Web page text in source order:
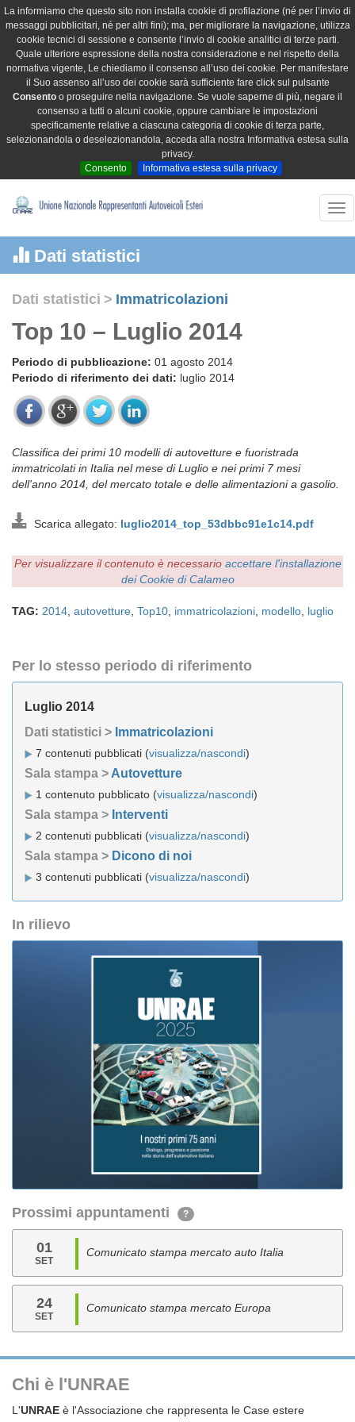
La informiamo che questo sito non installa cookie di profilazione (né per l’invio di
messaggi pubblicitari, né per altri fini); ma, per migliorare la navigazione, utilizza
cookie tecnici di sessione e consente l’invio di cookie analitici di terze parti.
Quale ulteriore espressione della nostra considerazione e nel rispetto della
normativa vigente, Le chiediamo il consenso all’uso dei cookie. Per manifestare
il Suo assenso all’uso dei cookie sarà sufficiente fare click sul pulsante
Consento o proseguire nella navigazione. Se vuole saperne di più, negare il
consenso a tutti o alcuni cookie, oppure cambiare le impostazioni
specificamente relative a ciascuna categoria di cookie di terza parte,
selezionandola o deselezionandola, acceda alla nostra Informativa estesa sulla
privacy.
Consento
Informativa estesa sulla privacy
Dati statistici
Dati statistici > Immatricolazioni
Top 10 – Luglio 2014
Periodo di pubblicazione: 01 agosto 2014
Periodo di riferimento dei dati: luglio 2014
Classifica dei primi 10 modelli di autovetture e fuoristrada
immatricolati in Italia nel mese di Luglio e nei primi 7 mesi
dell'anno 2014, del mercato totale e delle alimentazioni a gasolio.
Scarica allegato: luglio2014_top_53dbbc91e1c14.pdf
Per visualizzare il contenuto è necessario accettare l'installazione
dei Cookie di Calameo
TAG: 2014 autovetture Top10 immatricolazioni modello luglio
Per lo stesso periodo di riferimento
Luglio 2014
Dati statistici > Immatricolazioni
7 contenuti pubblicati (visualizza/nascondi)
Sala stampa > Autovetture
1 contenuto pubblicato (visualizza/nascondi)
Sala stampa > Interventi
2 contenuti pubblicati (visualizza/nascondi)
Sala stampa > Dicono di noi
3 contenuti pubblicati (visualizza/nascondi)
In rilievo
Prossimi appuntamenti ?
01
SET
Comunicato stampa mercato auto Italia
24
SET
Comunicato stampa mercato Europa
Chi è l'UNRAE
L'UNRAE è l'Associazione che rappresenta le Case estere